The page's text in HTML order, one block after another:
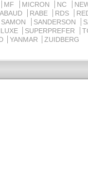
MF MICRON NC
RABE RDS
SAMON SANDERSON
SUPERPREFER
YANMAR ZUIDBERG